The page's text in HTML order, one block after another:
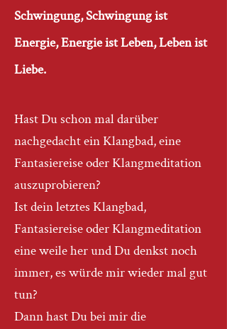
Schwingung, Schwingung ist
Energie, Energie ist Leben, Leben ist
Liebe.
Hast Du schon mal darüber
nachgedacht ein Klangbad, eine
Fantasiereise oder Klangmeditation
auszuprobieren?
Ist dein letztes Klangbad,
Fantasiereise oder Klangmeditation
eine weile her und Du denkst noch
immer, es würde mir wieder mal gut
tun?
Dann hast Du bei mir die